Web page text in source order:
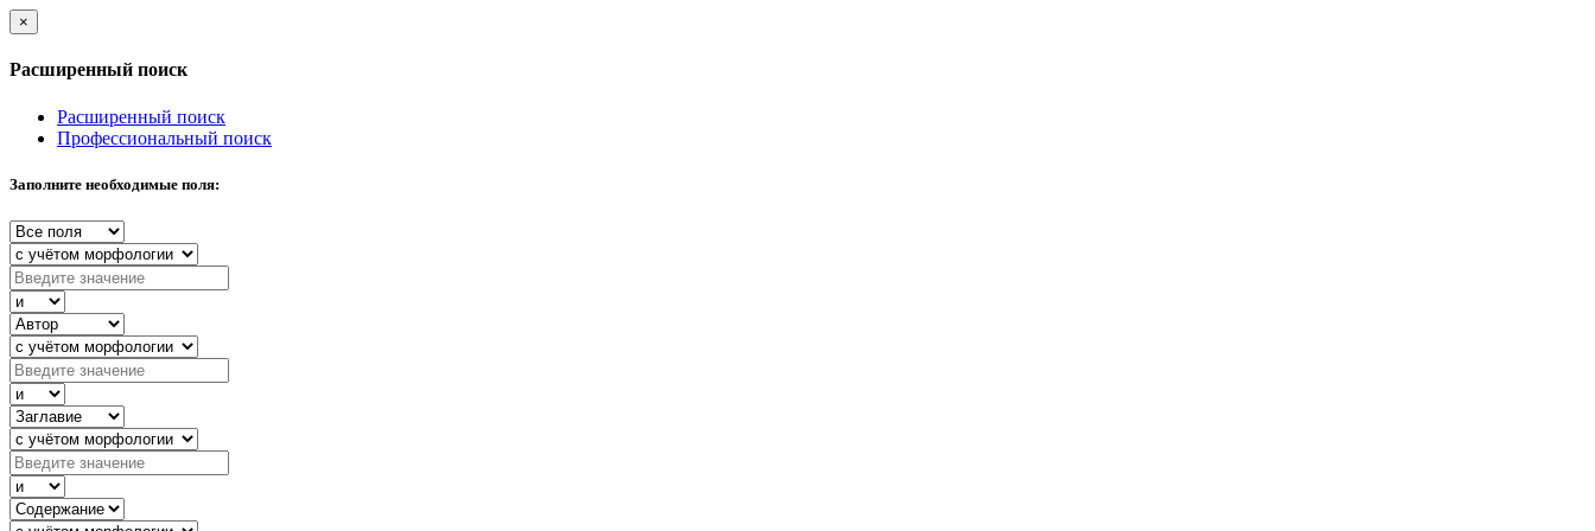
×
Расширенный поиск
Расширенный поиск
Профессиональный поиск
Заполните необходимые поля: